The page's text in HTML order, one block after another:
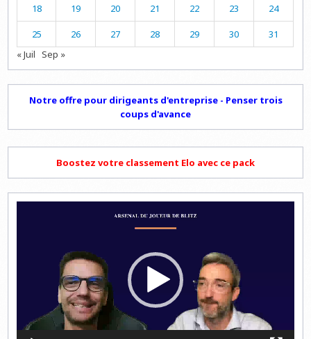
18 19 20 21 22 23 24
25 26 27 28 29 30
31
« Juil Sep »
Notre offre pour dirigeants d'entreprise - Penser trois
coups d'avance
Boostez votre classement Elo avec ce pack